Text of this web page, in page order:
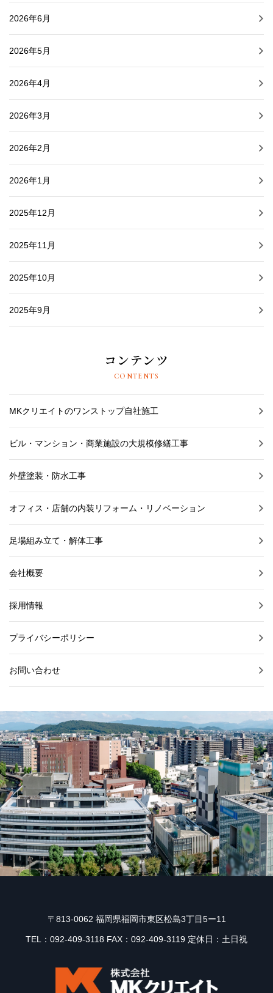
2026年6月
2026年5月
2026年4月
2026年3月
2026年2月
2026年1月
2025年12月
2025年11月
2025年10月
2025年9月
コンテンツ
CONTENTS
MKクリエイトのワンストップ自社施工
ビル・マンション・商業施設の大規模修繕工事
外壁塗装・防水工事
オフィス・店舗の内装リフォーム・リノベーション
足場組み立て・解体工事
会社概要
採用情報
プライバシーポリシー
お問い合わせ
〒813-0062 福岡県福岡市東区松島3丁目5ー11
TEL：092-409-3118 FAX：092-409-3119 定休日：土日祝